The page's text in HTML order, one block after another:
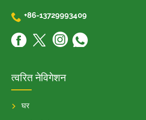
 +86-13729993409
त्वरित नेविगेशन
घर